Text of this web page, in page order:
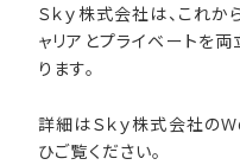
Ｓｋｙ株式会社は、これ
ャリアとプライベートを
ります。
詳細はＳｋｙ株式会社の
ひご覧ください。